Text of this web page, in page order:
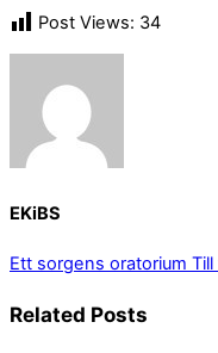
Post Views: 34
EKiBS
Ett sorgens oratorium
Related Posts